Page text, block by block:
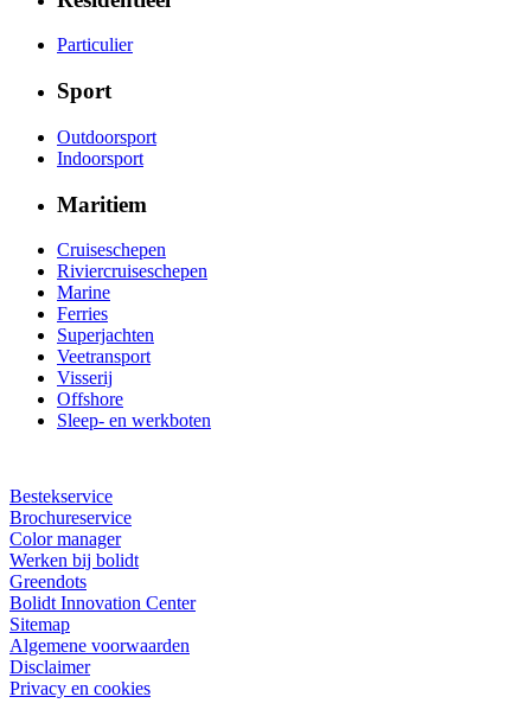
Particulier
Sport
Outdoorsport
Indoorsport
Maritiem
Cruiseschepen
Riviercruiseschepen
Marine
Ferries
Superjachten
Veetransport
Visserij
Offshore
Sleep- en werkboten
Bestekservice
Brochureservice
Color manager
Werken bij bolidt
Greendots
Bolidt Innovation Center
Sitemap
Algemene voorwaarden
Disclaimer
Privacy en cookies